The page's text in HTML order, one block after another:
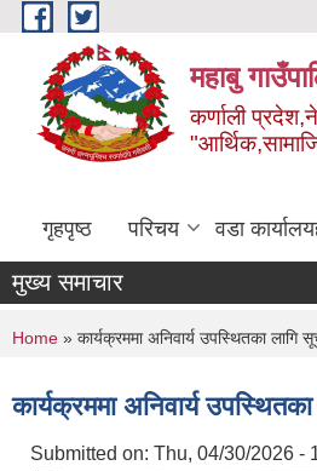
Skip to main content
महाबु
कर्णाली
गृहपृष्ठ परिचय वडा
मुख्य समाचार
You are here
Home » कार्यक्रममा अनिवार्य उपस्थितका
कार्यक्रममा अनिवार्य
Submitted on: Thu, 04/30/2026 -